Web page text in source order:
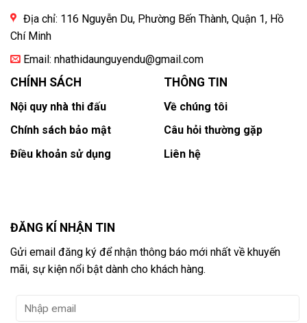
Địa chỉ: 116 Nguyễn Du, Phường Bến Thành, Quận 1, Hồ
Chí Minh
Email: nhathidaunguyendu@gmail.com
CHÍNH SÁCH
Nội quy nhà thi đấu
Chính sách bảo mật
Điều khoản sử dụng
THÔNG TIN
Về chúng tôi
Câu hỏi thường gặp
Liên hệ
ĐĂNG KÍ NHẬN TIN
Gửi email đăng ký để nhận thông báo mới nhất về khuyến
mãi, sự kiện nổi bật dành cho khách hàng.